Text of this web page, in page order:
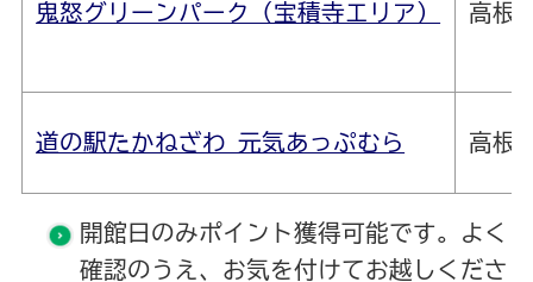
鬼怒グリーンパーク（宝積寺エリア） 高根
道の駅たかねざわ 元気あっぷむら 高根
開館日のみポイント獲得可能です。よく
確認のうえ、お気を付けてお越しくださ